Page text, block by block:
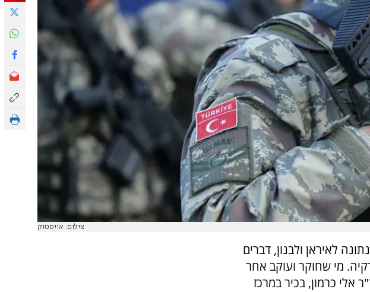
צילום: אייסטוק
לאיראן ולבנון, דברים
מי שחוקר ועוקב אחר
אלי כרמון, בכיר במרכז